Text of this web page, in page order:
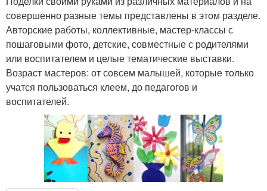
совершенно разные темы представлены в этом разделе.
Авторские работы, коллективные, мастер-классы с
пошаговыми фото, детские, совместные с родителями
или воспитателем и целые тематические выставки.
Возраст мастеров: от совсем малышей, которые только
учатся пользоваться клеем, до педагогов и
воспитателей.